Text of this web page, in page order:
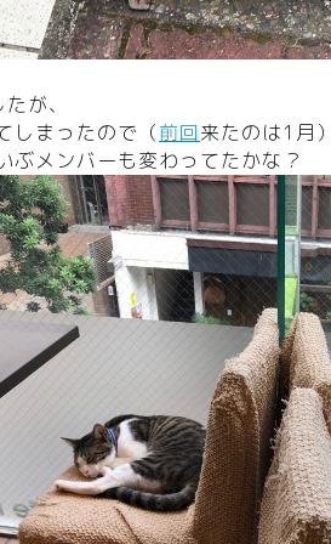
が、
しまったので（前回来たのは1月
ぶメンバーも変わってたかな？